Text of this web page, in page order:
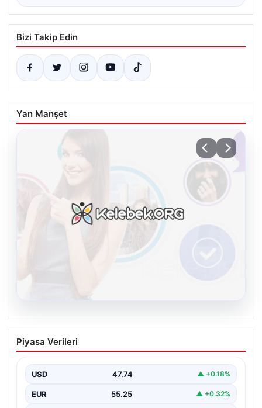
Bizi Takip Edin
Yan Manşet
Kelebek chat adresi İle Sanal İletişimin
Sertifikalı Adresi Ve Muhabbet
İnternet dünyasında kullanıcıların seviyeli bir şekilde
Günümüzde çeşitli…
Piyasa Verileri
USD 47.74 ▲ +0.18%
EUR 55.25 ▲ +0.32%